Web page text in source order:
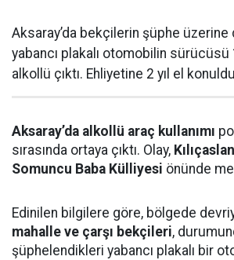
Aksaray’da bekçilerin şüphe
yabancı plakalı otomobilin sürücüsü
alkollü çıktı. Ehliyetine 2 yıl el
Aksaray’da alkollü araç kullanımı
sırasında ortaya çıktı. Olay,
Somuncu Baba Külliyesi önünde
Edinilen bilgilere göre, bölgede
mahalle ve çarşı bekçileri,
şüphelendikleri yabancı plakalı bir